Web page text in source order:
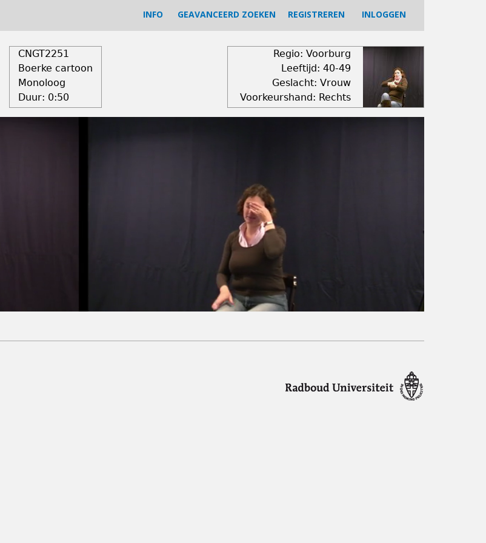
INFO GEAVANCEERD ZOEKEN REGISTREREN INLOGGEN
CNGT2251
Boerke cartoon
Monoloog
Duur: 0:50
Regio: Voorburg
Leeftijd: 40-49
Geslacht: Vrouw
Voorkeurshand: Rechts